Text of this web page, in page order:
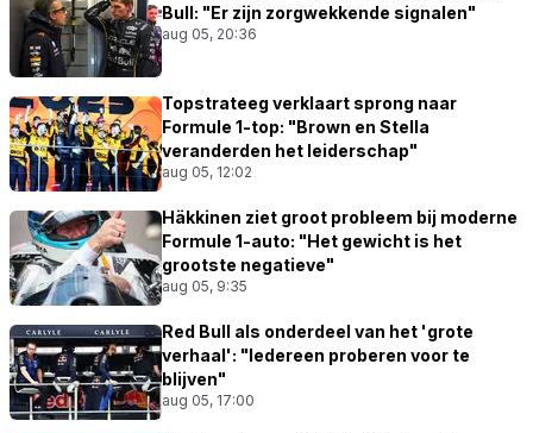
Bull: "Er zijn zorgwekkende signalen"
aug 05, 20:36
Topstrateeg verklaart sprong naar
Formule 1-top: "Brown en Stella
veranderden het leiderschap"
aug 05, 12:02
Häkkinen ziet groot probleem bij moderne
Formule 1-auto: "Het gewicht is het
grootste negatieve"
aug 05, 9:35
Red Bull als onderdeel van het 'grote
verhaal': "Iedereen proberen voor te
blijven"
aug 05, 17:00